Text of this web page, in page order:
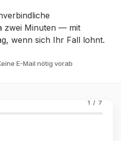
zwei Minuten — mit
wenn sich Ihr Fall lohnt.
E-Mail nötig vorab
1 / 7